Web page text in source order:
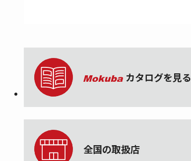
カタログを見る
全国の取扱店